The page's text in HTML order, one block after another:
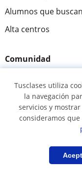
Guardar
Alumnos que
Alta centros
Comunidad
Preguntas y
Fantástica
305883
Tusclases utiliza
la navegación
servicios y
consideramos